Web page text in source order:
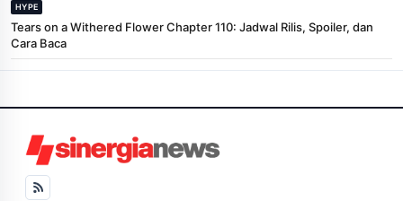
HYPE
Tears on a Withered Flower Chapter 110: Jadwal Rilis, Spoiler, dan
Cara Baca